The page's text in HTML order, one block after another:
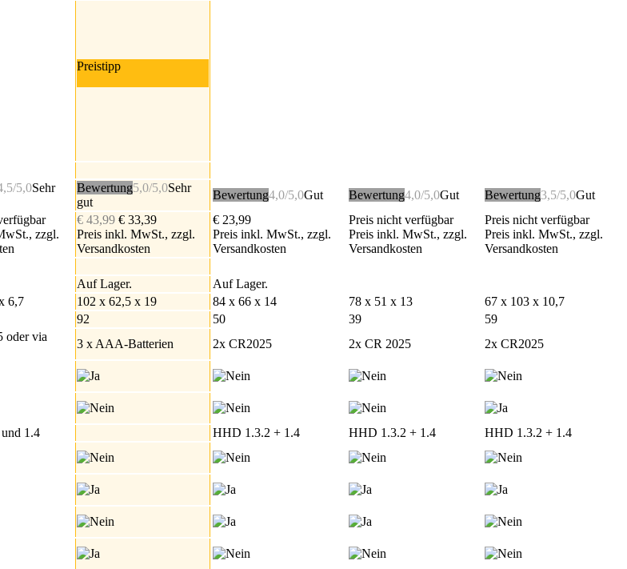
Preistipp
5,0Sehr
Bewertung5,0/5,0Sehr
gut
Bewertung4,0/5,0Gut Bewertung4,0/5,0Gut Bewertung3,5/5,0Gut
zzgl.
€ 43,99 € 33,39
Preis inkl. MwSt., zzgl.
Versandkosten
€ 23,99
Preis inkl. MwSt., zzgl.
Versandkosten
Preis nicht verfügbar
Preis inkl. MwSt., zzgl.
Versandkosten
Preis nicht verfügbar
Preis inkl. MwSt., zzgl.
Versandkosten
Auf Lager.
Auf Lager.
6,7 102 x 62,5 x 19 84 x 66 x 14 78 x 51 x 13
67 x 103 x 10,7
92 50 39
59
oder via
3 x AAA-Batterien 2x CR2025 2x CR 2025
2x CR2025
1.4 HHD 1.3.2 + 1.4 HHD 1.3.2 + 1.4
HHD 1.3.2 + 1.4